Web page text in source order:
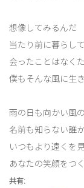
想像してみるんだ
当たり前に暮らし
会ったことはなく
僕もそんな風に生
雨の日も向かい風
名前も知らない誰
いつもより遠くを
あなたの笑顔をつ
共有: